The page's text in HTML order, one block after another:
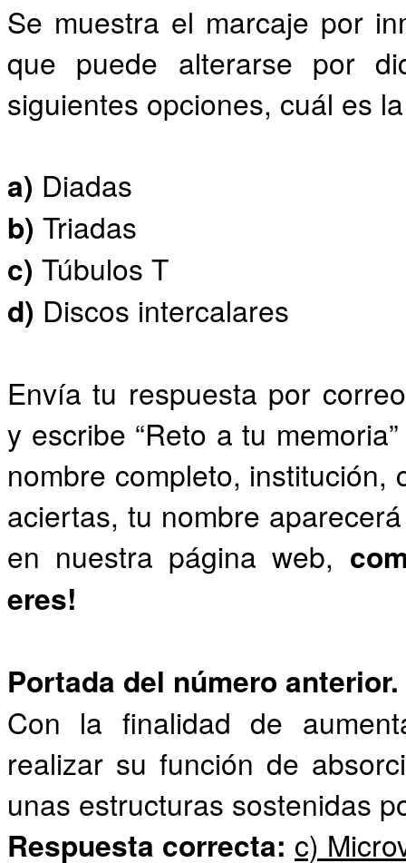
Se muestra el marcaje por
que puede alterarse por
siguientes opciones, cuál es
a) Diadas
b) Triadas
c) Túbulos T
d) Discos intercalares
Envía tu respuesta por
y escribe “Reto a tu
nombre completo, institución,
aciertas, tu nombre
en nuestra página web,
eres!
Portada del número anterior.
Con la finalidad de
realizar su función de
unas estructuras sostenidas
Respuesta correcta: c)